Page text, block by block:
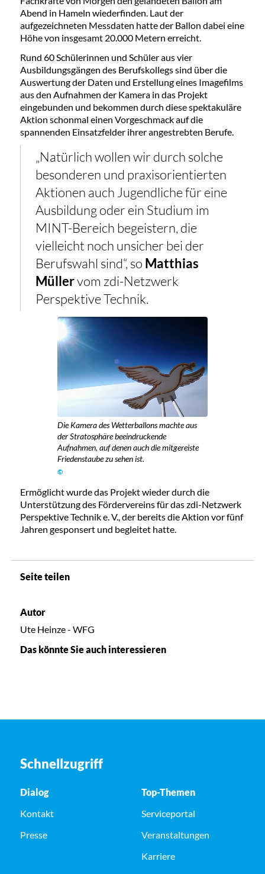
Abend in Hameln wiederfinden. Laut der
aufgezeichneten Messdaten hatte der Ballon dabei eine
Höhe von insgesamt 20.000 Metern erreicht.
Rund 60 Schülerinnen und Schüler aus vier
Ausbildungsgängen des Berufskollegs sind über die
Auswertung der Daten und Erstellung eines Imagefilms
aus den Aufnahmen der Kamera in das Projekt
eingebunden und bekommen durch diese spektakuläre
Aktion schonmal einen Vorgeschmack auf die
spannenden Einsatzfelder ihrer angestrebten Berufe.
„Natürlich wollen wir durch solche
besonderen und praxisorientierten
Aktionen auch Jugendliche für eine
Ausbildung oder ein Studium im
MINT-Bereich begeistern, die
vielleicht noch unsicher bei der
Berufswahl sind“, so Matthias
Müllervom zdi-Netzwerk
Perspektive Technik.
Die Kamera des Wetterballons machte aus
der Stratosphäre beeindruckende
Aufnahmen, auf denen auch die mitgereiste
Friedenstaube zu sehen ist.
©
Ermöglicht wurde das Projekt wieder durch die
Unterstützung des Fördervereins für das zdi-Netzwerk
Perspektive Technik e. V., der bereits die Aktion vor fünf
Jahren gesponsert und begleitet hatte.
Seite teilen
Autor
Ute Heinze - WFG
Das könnte Sie auch interessieren
Schnellzugriff
Dialog
Kontakt
Presse
Top-Themen
Serviceportal
Veranstaltungen
Karriere